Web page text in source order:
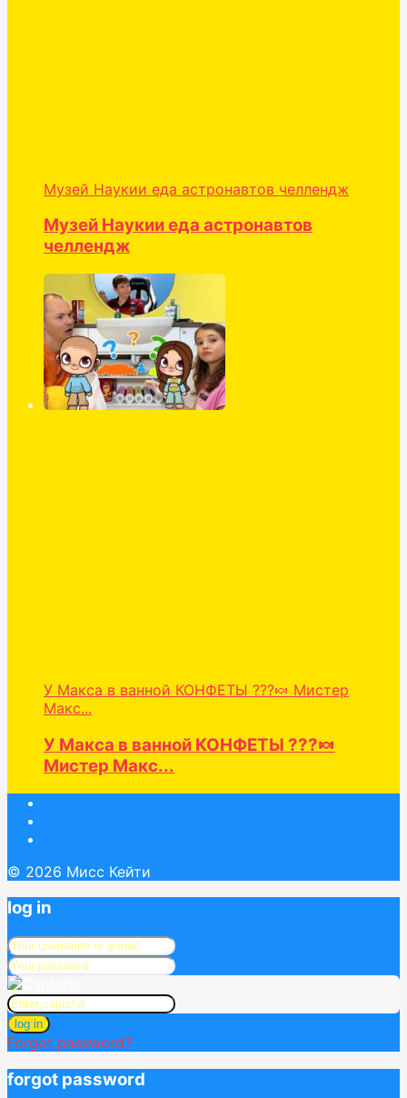
Музей Наукии еда астронавтов челлендж
Музей Наукии еда астронавтов
челлендж
У Макса в ванной КОНФЕТЫ ???🍬 Мистер
Макс...
У Макса в ванной КОНФЕТЫ ???🍬
Мистер Макс...
© 2026 Мисс Кейти
log in
log in
Forgot password?
forgot password